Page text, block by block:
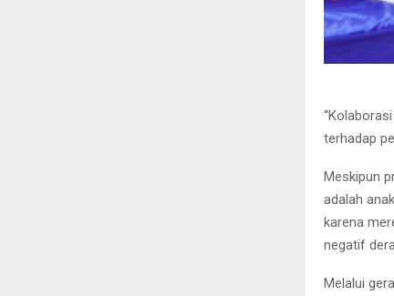
terhadap
Meskipun
adalah
karena
negatif
Melalui